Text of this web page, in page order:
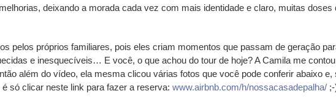
deixando a morada cada vez com mais identidade e claro, muitas doses
pelos próprios familiares, pois eles criam momentos que passam de geração
e inesquecíveis… E você, o que achou do tour de hoje? A Camila me contou
além do vídeo, ela mesma clicou várias fotos que você pode conferir abaixo e,
só clicar neste link para fazer a reserva: www.airbnb.com/h/nossacasadepalha/